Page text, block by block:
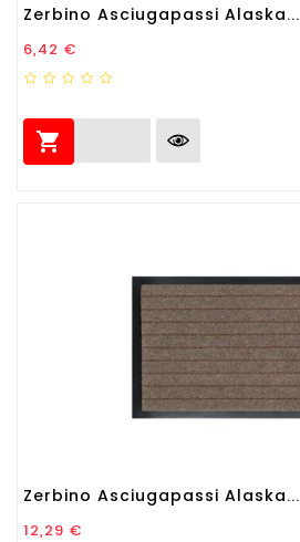
Zerbino Asciugapassi Alaska...
Prezzo
6,42 €

Zerbino Asciugapassi Alaska...
Prezzo
12,29 €